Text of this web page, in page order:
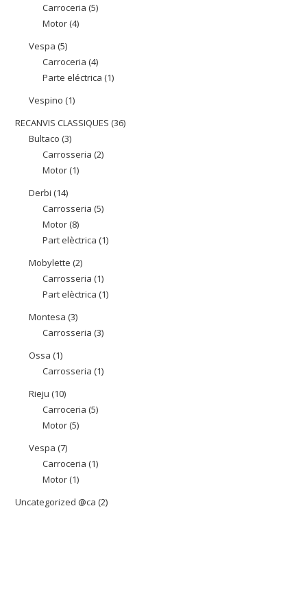
productes
Carroceria 55
Motor 44
Vespa 55
productes
Carroceria 44
productes
Parte eléctrica 11
Vespino 11
producte
RECANVIS CLASSIQUES 3636
Bultaco 33
productes
Carrosseria 22
Motor 11
Derbi 1414
productes
Carrosseria 55
Motor 88
productes
Part elèctrica 11
Mobylette 22
productes
Carrosseria 11
producte
Part elèctrica 11
Montesa 33
productes
Carrosseria 33
Ossa 11
producte
Carrosseria 11
Rieju 1010
productes
Carroceria 55
Motor 55
Vespa 77
productes
Carroceria 11
Motor 11
producte
Uncategorized @ca 22